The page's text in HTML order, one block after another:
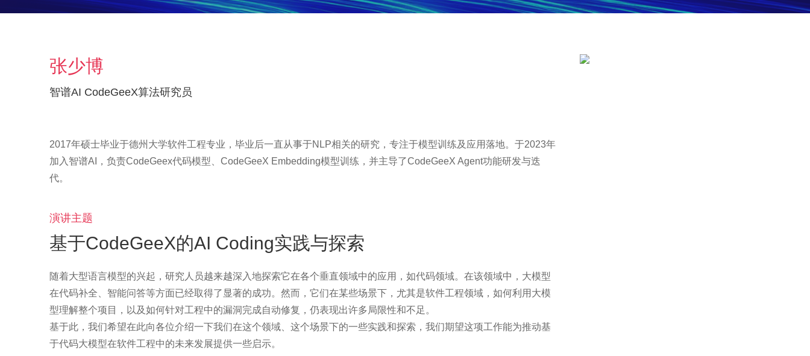
张少博
智谱AI CodeGeeX算法研究员
2017年硕士毕业于德州大学软件工程专业，毕业后一直从事于NLP相关的研究，专注于模型训练及应用落地。于2023年
加入智谱AI，负责CodeGeex代码模型、CodeGeeX Embedding模型训练，并主导了CodeGeeX Agent功能研发与迭
演讲主题
基于CodeGeeX的AI Coding实践与探索
随着大型语言模型的兴起，研究人员越来越深入地探索它在各个垂直领域中的应用，如代码领域。在该领域中，大模型
在代码补全、智能问答等方面已经取得了显著的成功。然而，它们在某些场景下，尤其是软件工程领域，如何利用大模
型理解整个项目，以及如何针对工程中的漏洞完成自动修复，仍表现出许多局限性和不足。
基于此，我们希望在此向各位介绍一下我们在这个领域、这个场景下的一些实践和探索，我们期望这项工作能为推动基
于代码大模型在软件工程中的未来发展提供一些启示。